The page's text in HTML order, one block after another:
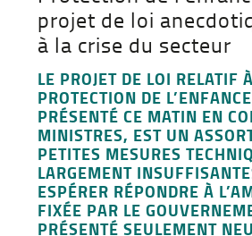
projet de loi
à la crise du secteur
LE PROJET DE LOI RELATIF
PROTECTION DE
PRÉSENTÉ CE MATIN EN
MINISTRES, EST UN
PETITES MESURES
LARGEMENT
ESPÉRER RÉPONDRE À
FIXÉE PAR LE
PRÉSENTÉ SEULEMENT